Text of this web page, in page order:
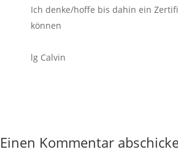
Ich denke/hoffe bis dahin ein
können
lg Calvin
Einen Kommentar